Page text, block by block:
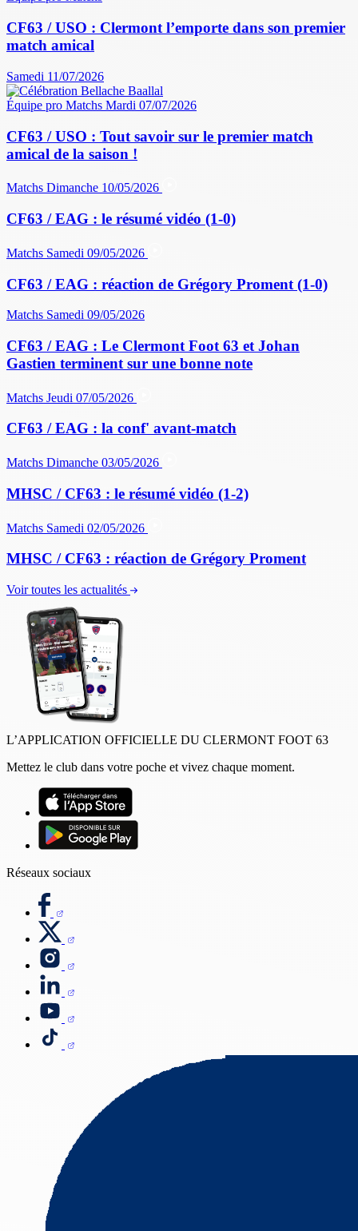
CF63 / USO : Clermont l’emporte dans son premier
match amical
Samedi 11/07/2026
Équipe pro Matchs Mardi 07/07/2026
CF63 / USO : Tout savoir sur le premier match
amical de la saison !
Matchs Dimanche 10/05/2026
CF63 / EAG : le résumé vidéo (1-0)
Matchs Samedi 09/05/2026
CF63 / EAG : réaction de Grégory Proment (1-0)
Matchs Samedi 09/05/2026
CF63 / EAG : Le Clermont Foot 63 et Johan
Gastien terminent sur une bonne note
Matchs Jeudi 07/05/2026
CF63 / EAG : la conf' avant-match
Matchs Dimanche 03/05/2026
MHSC / CF63 : le résumé vidéo (1-2)
Matchs Samedi 02/05/2026
MHSC / CF63 : réaction de Grégory Proment
Voir toutes les actualités
L’APPLICATION OFFICIELLE DU CLERMONT FOOT 63
Mettez le club dans votre poche et vivez chaque moment.
Réseaux sociaux